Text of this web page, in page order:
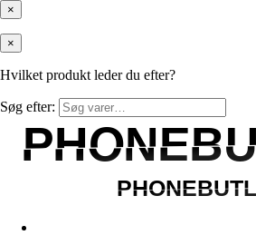
×
×
Hvilket produkt leder du efter?
Søg efter: